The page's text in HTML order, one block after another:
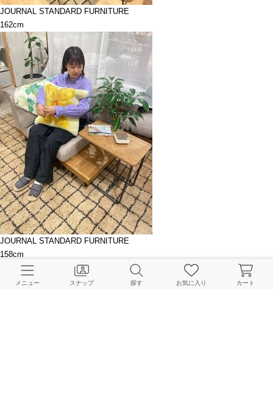
JOURNAL STANDARD FURNITURE
162cm
JOURNAL STANDARD FURNITURE
158cm
メニュー スナップ 探す お気に入り カート